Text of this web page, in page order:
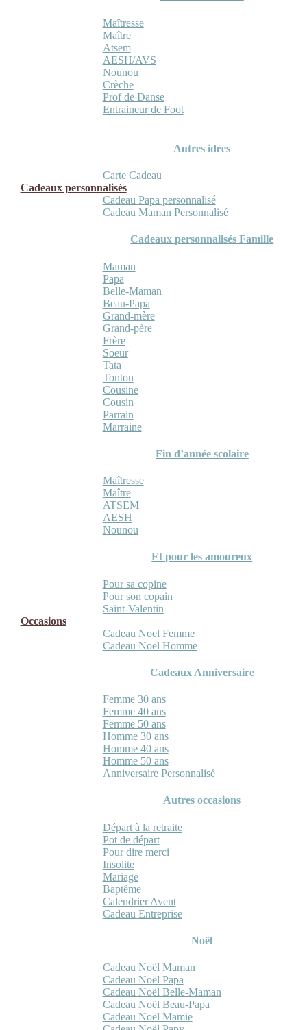
Maîtresse
Maître
Atsem
AESH/AVS
Nounou
Crèche
Prof de Danse
Entraineur de Foot
Autres idées
Carte Cadeau
Cadeaux personnalisés
Cadeau Papa personnalisé
Cadeau Maman Personnalisé
Cadeaux personnalisés Famille
Maman
Papa
Belle-Maman
Beau-Papa
Grand-mère
Grand-père
Frère
Soeur
Tata
Tonton
Cousine
Cousin
Parrain
Marraine
Fin d’année scolaire
Maîtresse
Maître
ATSEM
AESH
Nounou
Et pour les amoureux
Pour sa copine
Pour son copain
Saint-Valentin
Occasions
Cadeau Noel Femme
Cadeau Noel Homme
Cadeaux Anniversaire
Femme 30 ans
Femme 40 ans
Femme 50 ans
Homme 30 ans
Homme 40 ans
Homme 50 ans
Anniversaire Personnalisé
Autres occasions
Départ à la retraite
Pot de départ
Pour dire merci
Insolite
Mariage
Baptême
Calendrier Avent
Cadeau Entreprise
Noël
Cadeau Noël Maman
Cadeau Noël Papa
Cadeau Noël Belle-Maman
Cadeau Noël Beau-Papa
Cadeau Noël Mamie